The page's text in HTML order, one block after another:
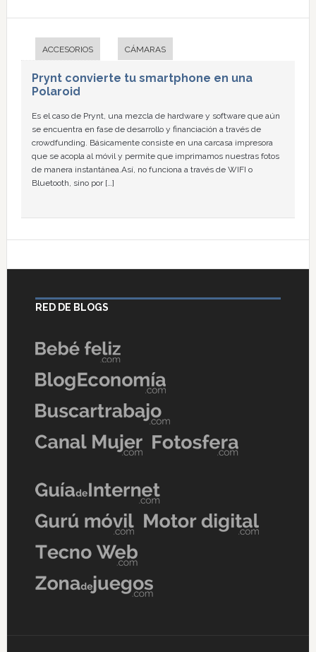
ACCESORIOS CÁMARAS
Prynt convierte tu smartphone en una
Polaroid
Es el caso de Prynt, una mezcla de hardware y software que aún
se encuentra en fase de desarrollo y financiación a través de
crowdfunding. Básicamente consiste en una carcasa impresora
que se acopla al móvil y permite que imprimamos nuestras fotos
de manera instantánea.Así, no funciona a través de WIFI o
Bluetooth, sino por […]
RED DE BLOGS